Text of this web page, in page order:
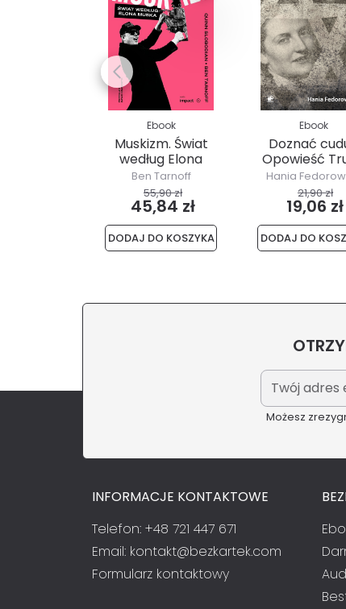
Ebook
Muskizm. Świat
według Elona
Muska
Ben Tarnoff
55,90 zł
45,84 zł
DODAJ DO KOSZYKA
Ebook
Doznać
Opowieść
Hania
21,90 zł
19,06 zł
DODAJ DO
Możesz
INFORMACJE KONTAKTOWE
Telefon: +48 721 447 671
Email: kontakt@bezkartek.com
Formularz kontaktowy